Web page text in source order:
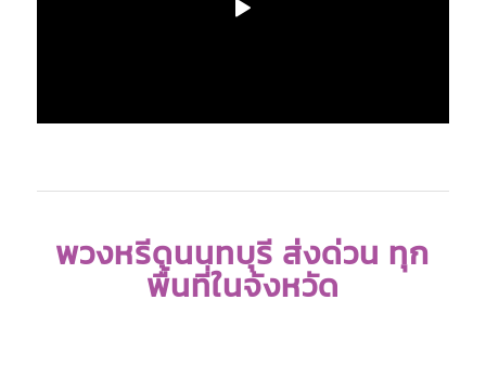
พวงหรีดนนทบุรี ส่งด่วน ทุก
พื้นที่ในจังหวัด